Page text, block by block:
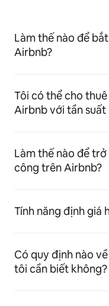
Làm thế nào để
Airbnb?
Tôi có thể cho
Airbnb với tần suất
Làm thế nào để
công trên Airbnb?
Tính năng định giá
Có quy định nào
tôi cần biết không?